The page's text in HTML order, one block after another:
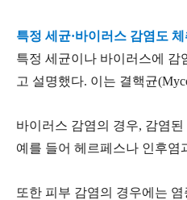
특정 세균·바이러스 감염도
특정 세균이나 바이러스에 감
고 설명했다. 이는 결핵균
바이러스 감염의 경우, 감염
예를 들어 헤르페스나 인후염
또한 피부 감염의 경우에는